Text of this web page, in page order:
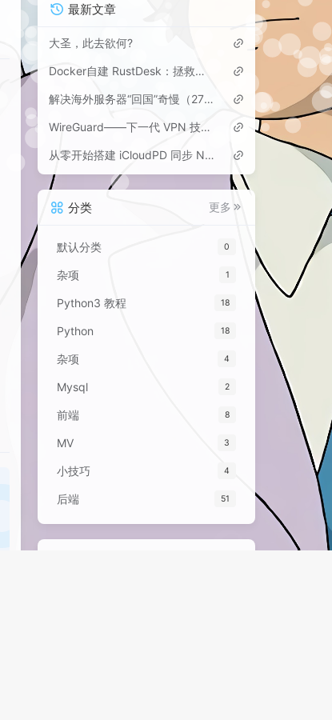
最新文章
大圣，此去欲何?
Docker自建 RustDesk：拯救海外党，告别Mac VNC卡顿与向日葵等“跨境收费”
解决海外服务器“回国”奇慢（27kbps）的终极方案：Hysteria 2 + 1Panel 多用户部署
WireGuard——下一代 VPN 技术的轻盈革命
从零开始搭建 iCloudPD 同步 Nextcloud 的私有云解决方案
分类 更多
默认分类 0
杂项 1
Python3 教程 18
Python 18
杂项 4
Mysql 2
前端 8
MV 3
小技巧 4
后端 51